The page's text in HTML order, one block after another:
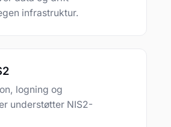
infrastruktur.
logning og
understøtter NIS2-